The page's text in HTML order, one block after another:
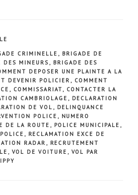
CRIMINELLE , BRIGADE DE
DES MINEURS, BRIGADE DES
DEPOSER UNE PLAINTE A LA
DEVENIR POLICIER , COMMENT
, COMMISSARIAT, CONTACTER LA
CAMBRIOLAGE , DECLARATION
DE VOL , DELINQUANCE
POLICE , NUMERO
DE LA ROUTE , POLICE MUNICIPALE ,
, RECLAMATION EXCE DE
RADAR , RECRUTEMENT
, VOL DE VOITURE , VOL PAR